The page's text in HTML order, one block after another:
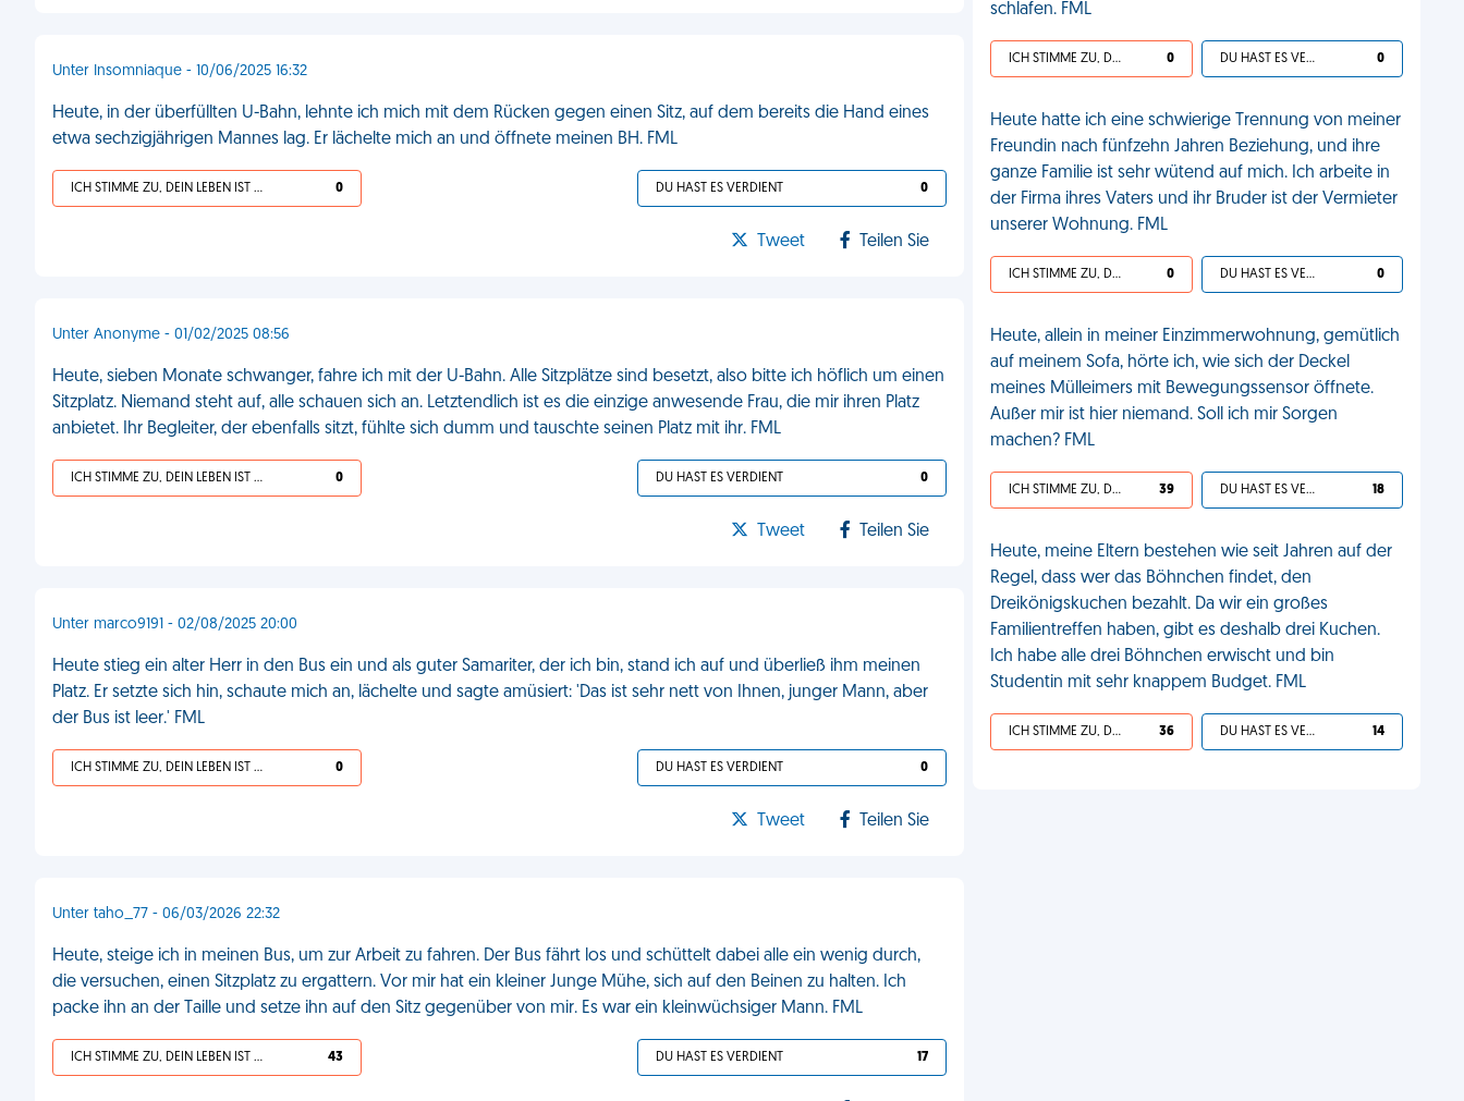
Unter Insomniaque - 10/06/2025 16:32
Heute, in der überfüllten U-Bahn, lehnte ich mich mit dem Rücken gegen einen Sitz, auf dem bereits die Hand eines
etwa sechzigjährigen Mannes lag. Er lächelte mich an und öffnete meinen BH. FML
ICH STIMME ZU, DEIN LEBEN IST SCHEISSE 0 DU HAST ES VERDIENT 0
Tweet Teilen Sie
Unter Anonyme - 01/02/2025 08:56
Heute, sieben Monate schwanger, fahre ich mit der U-Bahn. Alle Sitzplätze sind besetzt, also bitte ich höflich um einen
Sitzplatz. Niemand steht auf, alle schauen sich an. Letztendlich ist es die einzige anwesende Frau, die mir ihren Platz
anbietet. Ihr Begleiter, der ebenfalls sitzt, fühlte sich dumm und tauschte seinen Platz mit ihr. FML
ICH STIMME ZU, DEIN LEBEN IST SCHEISSE 0 DU HAST ES VERDIENT 0
Tweet Teilen Sie
Unter marco9191 - 02/08/2025 20:00
Heute stieg ein alter Herr in den Bus ein und als guter Samariter, der ich bin, stand ich auf und überließ ihm meinen
Platz. Er setzte sich hin, schaute mich an, lächelte und sagte amüsiert: 'Das ist sehr nett von Ihnen, junger Mann, aber
der Bus ist leer.' FML
ICH STIMME ZU, DEIN LEBEN IST SCHEISSE 0 DU HAST ES VERDIENT 0
Tweet Teilen Sie
Unter taho_77 - 06/03/2026 22:32
Heute, steige ich in meinen Bus, um zur Arbeit zu fahren. Der Bus fährt los und schüttelt dabei alle ein wenig durch,
die versuchen, einen Sitzplatz zu ergattern. Vor mir hat ein kleiner Junge Mühe, sich auf den Beinen zu halten. Ich
packe ihn an der Taille und setze ihn auf den Sitz gegenüber von mir. Es war ein kleinwüchsiger Mann. FML
ICH STIMME ZU, DEIN LEBEN IST SCHEISSE 43 DU HAST ES VERDIENT 17
schlafen. FML
ICH STIMME ZU, DEIN LEBEN IST SCHEISSE 0 DU HAST ES VERDIENT 0
Heute hatte ich eine schwierige Trennung von meiner
Freundin nach fünfzehn Jahren Beziehung, und ihre
ganze Familie ist sehr wütend auf mich. Ich arbeite in
der Firma ihres Vaters und ihr Bruder ist der Vermieter
unserer Wohnung. FML
ICH STIMME ZU, DEIN LEBEN IST SCHEISSE 0 DU HAST ES VERDIENT 0
Heute, allein in meiner Einzimmerwohnung, gemütlich
auf meinem Sofa, hörte ich, wie sich der Deckel
meines Mülleimers mit Bewegungssensor öffnete.
Außer mir ist hier niemand. Soll ich mir Sorgen
machen? FML
ICH STIMME ZU, DEIN LEBEN IST SCHEISSE 39 DU HAST ES VERDIENT 18
Heute, meine Eltern bestehen wie seit Jahren auf der
Regel, dass wer das Böhnchen findet, den
Dreikönigskuchen bezahlt. Da wir ein großes
Familientreffen haben, gibt es deshalb drei Kuchen.
Ich habe alle drei Böhnchen erwischt und bin
Studentin mit sehr knappem Budget. FML
ICH STIMME ZU, DEIN LEBEN IST SCHEISSE 36 DU HAST ES VERDIENT 14